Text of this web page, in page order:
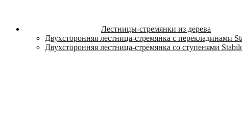
Лестницы-стремянки из дерева
Двухсторонняя лестница-стремянка с перекладинами
Двухсторонняя лестница-стремянка со ступенями